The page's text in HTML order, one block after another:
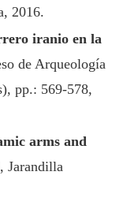
2016.
iranio en la
de Arqueología
pp.: 569-578,
arms and
Jarandilla